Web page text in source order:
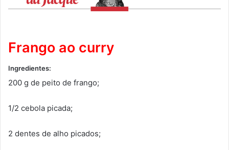
Frango ao curry
Ingredientes:
200 g de peito de frango;
1/2 cebola picada;
2 dentes de alho picados;